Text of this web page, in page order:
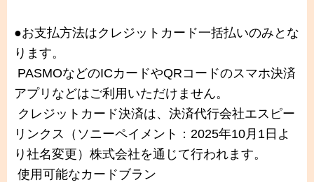
●お支払方法はクレジットカード一括払いのみとな
ります。
PASMOなどのICカードやQRコードのスマホ決済
アプリなどはご利用いただけません。
クレジットカード決済は、決済代行会社エスピー
リンクス（ソニーペイメント：2025年10月1日よ
り社名変更）株式会社を通じて行われます。
使用可能なカードブラン